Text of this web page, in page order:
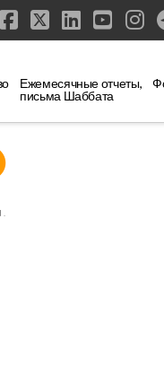
Facebook
X LinkedIn
Ежемесячные отчеты,
письма Шаббата